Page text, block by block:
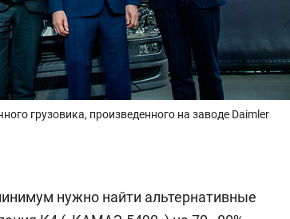
грузовика, произведенного на заводе Daimler
нужно найти альтернативные